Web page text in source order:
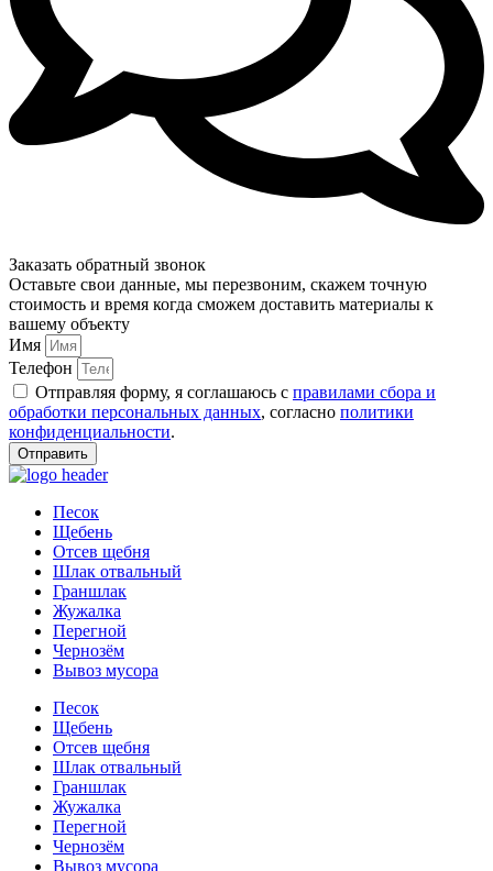
Заказать обратный звонок
Оставьте свои данные, мы перезвоним, скажем точную
стоимость и время когда сможем доставить материалы к
вашему объекту
Имя
Телефон
Отправляя форму, я соглашаюсь с правилами сбора и
обработки персональных данных, согласно политики
конфиденциальности.
Отправить
Песок
Щебень
Отсев щебня
Шлак отвальный
Граншлак
Жужалка
Перегной
Чернозём
Вывоз мусора
Песок
Щебень
Отсев щебня
Шлак отвальный
Граншлак
Жужалка
Перегной
Чернозём
Вывоз мусора